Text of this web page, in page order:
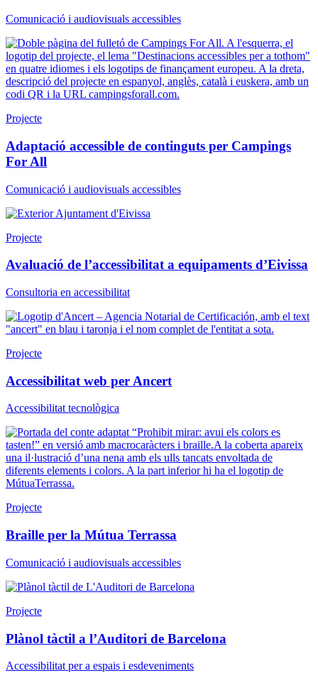
Comunicació i audiovisuals accessibles
Projecte
Adaptació accessible de continguts per Campings
For All
Comunicació i audiovisuals accessibles
Projecte
Avaluació de l’accessibilitat a equipaments d’Eivissa
Consultoria en accessibilitat
Projecte
Accessibilitat web per Ancert
Accessibilitat tecnològica
Projecte
Braille per la Mútua Terrassa
Comunicació i audiovisuals accessibles
Projecte
Plànol tàctil a l’Auditori de Barcelona
Accessibilitat per a espais i esdeveniments